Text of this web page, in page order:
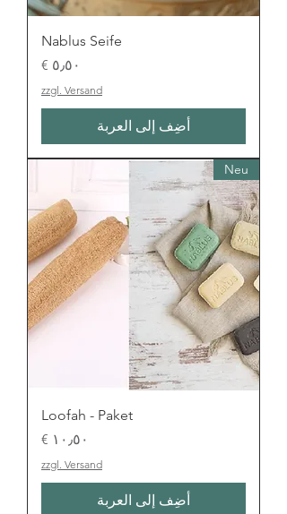
Nablus Seife
السعر
zzgl. Versand
أضِف إلى العربة
Neu
Loofah - Paket
السعر
zzgl. Versand
أضِف إلى العربة